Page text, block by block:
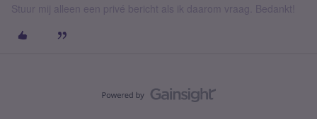
Stuur mij alleen een privé bericht als ik daarom vraag. Bedankt!